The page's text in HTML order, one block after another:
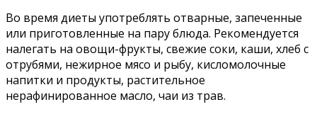
Во время диеты употреблять отварные, запеченные
или приготовленные на пару блюда. Рекомендуется
налегать на овощи-фрукты, свежие соки, каши, хлеб с
отрубями, нежирное мясо и рыбу, кисломолочные
напитки и продукты, растительное
нерафинированное масло, чаи из трав.